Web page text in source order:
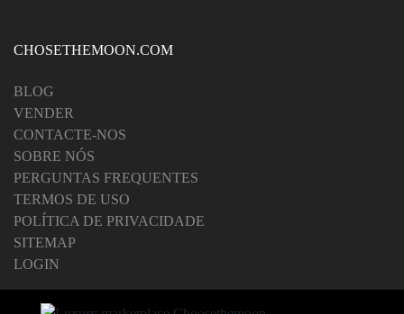
CHOSETHEMOON.COM
BLOG
VENDER
CONTACTE-NOS
SOBRE NÓS
PERGUNTAS FREQUENTES
TERMOS DE USO
POLÍTICA DE PRIVACIDADE
SITEMAP
LOGIN